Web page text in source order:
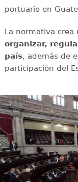
portuario en
La normativa crea
organizar,
país, además de
participación del